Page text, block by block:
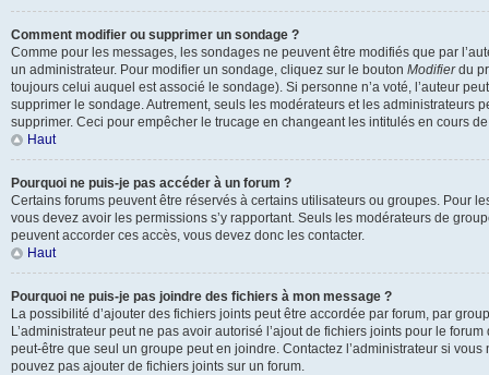
Comment modifier ou supprimer un sondage ?
Comme pour les messages, les sondages ne peuvent être modifiés que par
un administrateur. Pour modifier un sondage, cliquez sur le bouton Modifierdu
toujours celui auquel est associé le sondage). Si personne n’a voté, l’auteur
supprimer le sondage. Autrement, seuls les modérateurs et les administrateurs
supprimer. Ceci pour empêcher le trucage en changeant les intitulés en cours
Haut
Pourquoi ne puis-je pas accéder à un forum ?
Certains forums peuvent être réservés à certains utilisateurs ou groupes. Pour
vous devez avoir les permissions s’y rapportant. Seuls les modérateurs de
peuvent accorder ces accès, vous devez donc les contacter.
Haut
Pourquoi ne puis-je pas joindre des fichiers à mon message ?
La possibilité d’ajouter des fichiers joints peut être accordée par forum, par
L’administrateur peut ne pas avoir autorisé l’ajout de fichiers joints pour le
peut-être que seul un groupe peut en joindre. Contactez l’administrateur si
pouvez pas ajouter de fichiers joints sur un forum.